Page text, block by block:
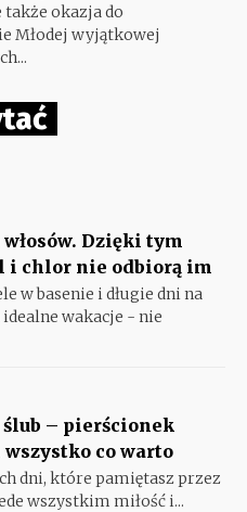
okazja do
Młodej wyjątkowej
Dzięki tym
i chlor nie odbiorą im
w basenie i długie dni na
wakacje - nie
ślub – pierścionek
co warto
dni, które pamiętasz przez
wszystkim miłość i...